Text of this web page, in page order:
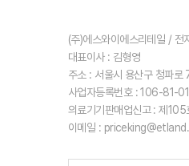
(주)에스와이에스리테일 / 전
대표이사 : 김형영
주소 : 서울시 용산구 청파
사업자등록번호 : 106-81-
의료기기판매업신고 : 제
이메일 :